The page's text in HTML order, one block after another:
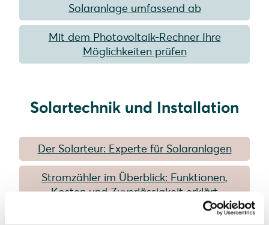
Solaranlage umfassend ab
Mit dem Photovoltaik-Rechner Ihre
Möglichkeiten prüfen
Solartechnik und Installation
Der Solarteur: Experte für Solaranlagen
Stromzähler im Überblick: Funktionen,
Kosten und Zuverlässigkeit erklärt